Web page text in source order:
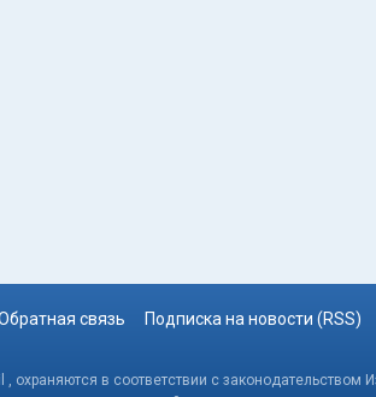
связь Подписка на новости (RSS)
в соответствии с